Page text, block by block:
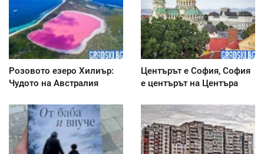
Розовото езеро Хилиър:
Чудото на Австралия
Центърът е София, София
е центърът на Центъра